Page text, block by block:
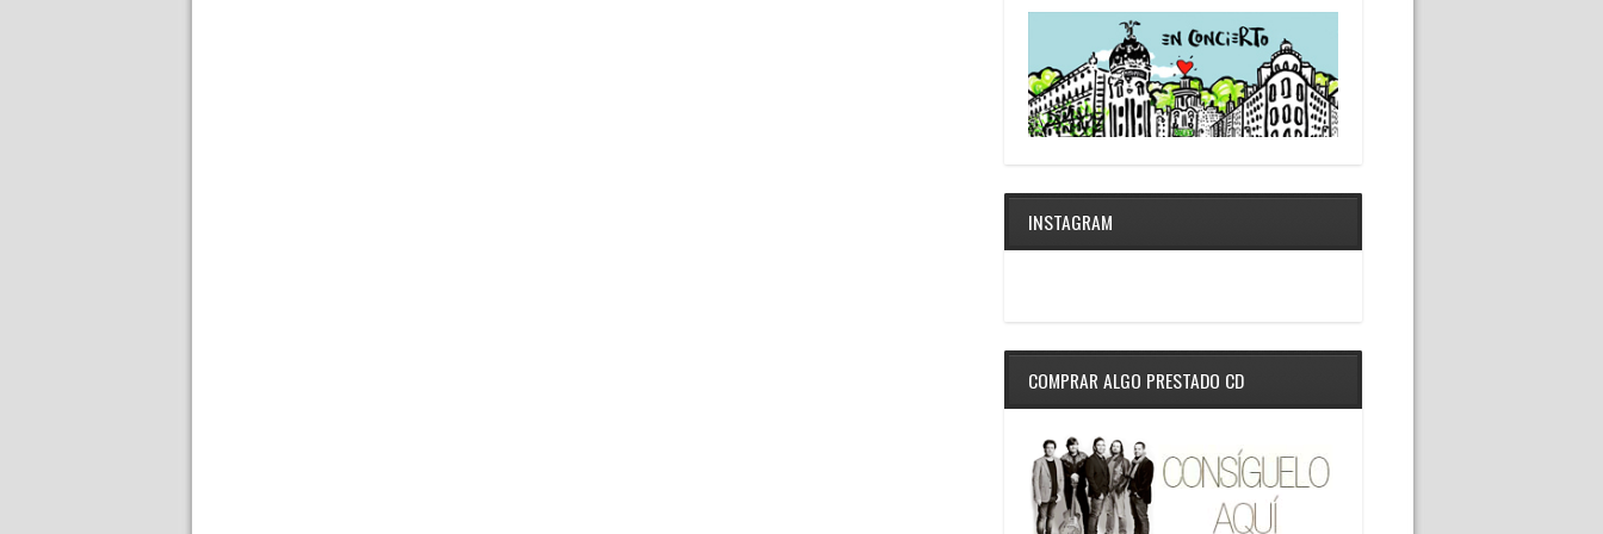
INSTAGRAM
COMPRAR ALGO PRESTADO CD